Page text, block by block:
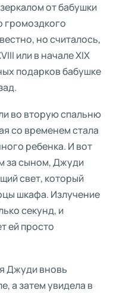
от бабушки
громоздкого
но считалось,
или в начале XIX
подарков бабушке
во вторую спальню
со временем стала
ребенка. И вот
за сыном, Джуди
свет, который
шкафа. Излучение
секунд, и
ей просто
Джуди вновь
а затем увидела в